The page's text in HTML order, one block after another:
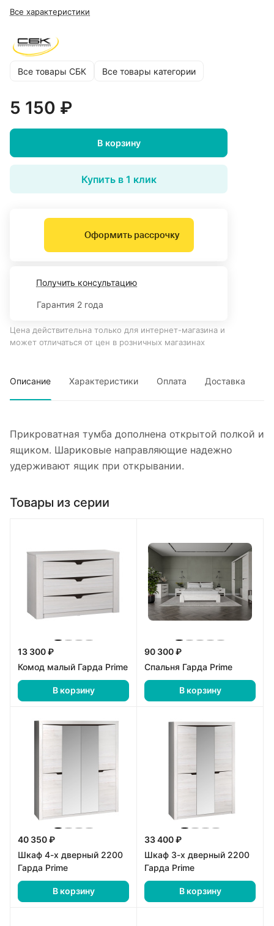
Все характеристики
Все товары СБК Все товары категории
5 150 ₽
В корзину
Купить в 1 клик
Оформить рассрочку
Получить консультацию
Гарантия 2 года
Цена действительна только для интернет-магазина и
может отличаться от цен в розничных магазинах
Описание Характеристики Оплата Доставка
Прикроватная тумба дополнена открытой полкой и
ящиком. Шариковые направляющие надежно
удерживают ящик при открывании.
Товары из серии
13 300 ₽
Комод малый Гарда Prime
В корзину
90 300 ₽
Спальня Гарда Prime
В корзину
40 350 ₽
Шкаф 4-х дверный 2200
Гарда Prime
В корзину
33 400 ₽
Шкаф 3-х дверный 2200
Гарда Prime
В корзину